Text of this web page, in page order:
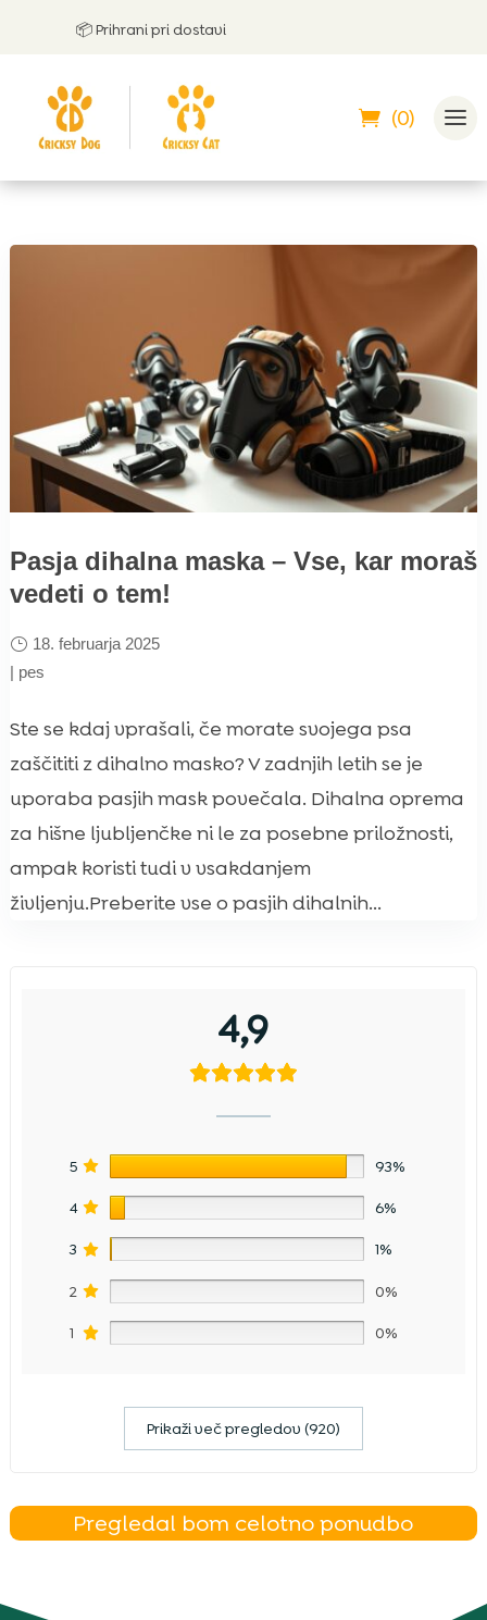
📦 Prihrani pri dostavi
(0)
Pasja dihalna maska – Vse, kar moraš
vedeti o tem!
18. februarja 2025
| pes
Ste se kdaj vprašali, če morate svojega psa
zaščititi z dihalno masko? V zadnjih letih se je
uporaba pasjih mask povečala. Dihalna oprema
za hišne ljubljenčke ni le za posebne priložnosti,
ampak koristi tudi v vsakdanjem
življenju.Preberite vse o pasjih dihalnih...
4,9
5 93%
4 6%
3 1%
2 0%
1 0%
Prikaži več pregledov (920)
Pregledal bom celotno ponudbo